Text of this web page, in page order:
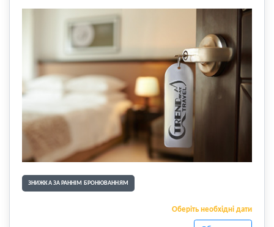
ЗНИЖКА ЗА РАННІМ БРОНЮВАННЯМ
Оберіть необхідні дати